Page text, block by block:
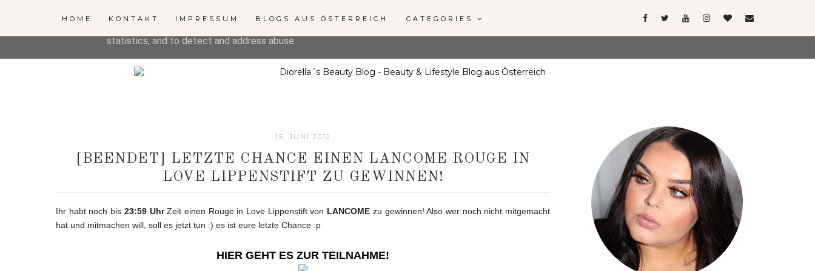
HOME KONTAKT IMPRESSUM BLOGS AUS ÖSTERREICH CATEGORIES
15. JUNI 2012
[BEENDET] LETZTE CHANCE EINEN LANCOME ROUGE IN
LOVE LIPPENSTIFT ZU GEWINNEN!
Ihr habt noch bis 23:59 UhrZeit einen Rouge in Love Lippenstift von LANCOME zu gewinnen! Also wer noch nicht mitgemacht
hat und mitmachen will, soll es jetzt tun :) es ist eure letzte Chance :p
HIER GEHT ES ZUR TEILNAHME!
This site uses cookies from Google to deliver its services and to analyze traffic. Your IP address and user-agent
statistics, and to detect and address abuse.